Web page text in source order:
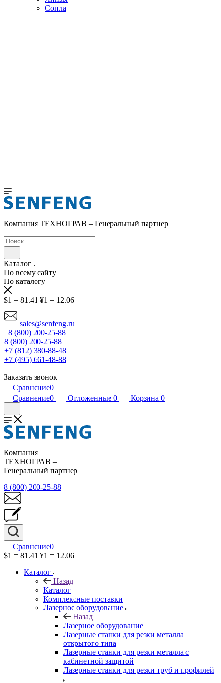
Сопла
Компания ТЕХНОГРАВ – Генеральный партнер
Каталог
По всему сайту
По каталогу
$1 = 81.41 ¥1 = 12.06
sales@senfeng.ru
8 (800) 200-25-88
8 (800) 200-25-88
+7 (812) 380-88-48
+7 (495) 661-48-88
Заказать звонок
Сравнение0
Сравнение0 Отложенные 0 Корзина 0
Компания
ТЕХНОГРАВ –
Генеральный партнер
8 (800) 200-25-88
Сравнение0
$1 = 81.41 ¥1 = 12.06
Каталог
Назад
Каталог
Комплексные поставки
Лазерное оборудование
Назад
Лазерное оборудование
Лазерные станки для резки металла
открытого типа
Лазерные станки для резки металла с
кабинетной защитой
Лазерные станки для резки труб и профилей